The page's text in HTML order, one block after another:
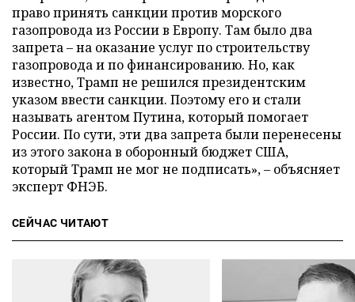
право принять санкции против морского
газопровода из России в Европу. Там было два
запрета – на оказание услуг по строительству
газопровода и по финансированию. Но, как
известно, Трамп не решился президентским
указом ввести санкции. Поэтому его и стали
называть агентом Путина, который помогает
России. По сути, эти два запрета были перенесены
из этого закона в оборонный бюджет США,
который Трамп не мог не подписать», – объясняет
эксперт ФНЭБ.
СЕЙЧАС ЧИТАЮТ